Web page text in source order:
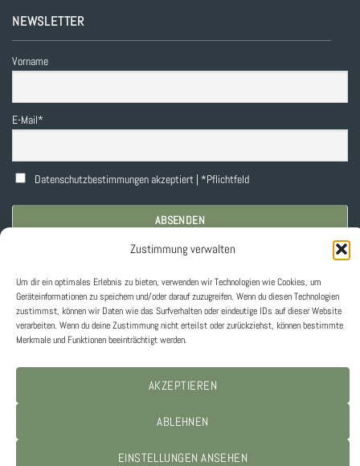
Zustimmung verwalten
Um dir ein optimales Erlebnis zu bieten, verwenden wir Technologien wie Cookies, um
Geräteinformationen zu speichern und/oder darauf zuzugreifen. Wenn du diesen Technologien
zustimmst, können wir Daten wie das Surfverhalten oder eindeutige IDs auf dieser Website
verarbeiten. Wenn du deine Zustimmung nicht erteilst oder zurückziehst, können bestimmte
Merkmale und Funktionen beeinträchtigt werden.
AKZEPTIEREN
ABLEHNEN
EINSTELLUNGEN ANSEHEN
NEWSLETTER
Vorname
E-Mail*
Datenschutzbestimmungen akzeptiert | *Pflichtfeld
WIDERRUF
Rückerstattungs- und Rückgabebedingungen